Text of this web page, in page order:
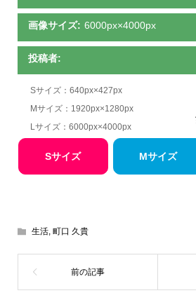
画像サイズ: 6000px×4000px
投稿者:
Sサイズ：640px×427px
Mサイズ：1920px×1280px
Lサイズ：6000px×4000px
Sサイズ Mサイズ
生活, 町口 久貴